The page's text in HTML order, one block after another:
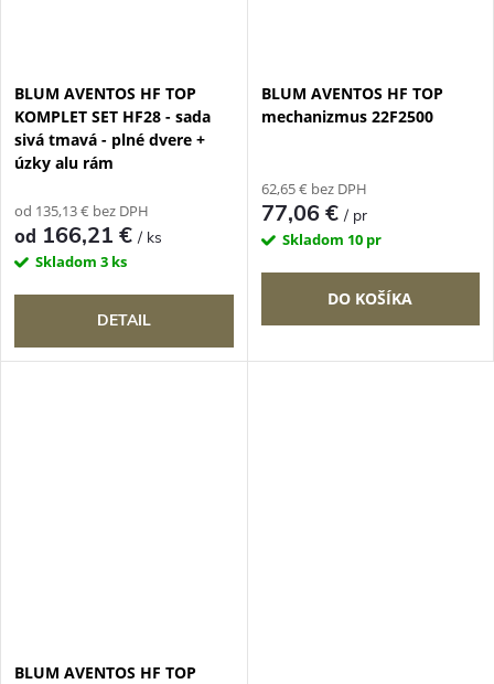
BLUM AVENTOS HF TOP
KOMPLET SET HF28 - sada
sivá tmavá - plné dvere +
úzky alu rám
od 135,13 € bez DPH
od 166,21 €/ ks
Skladom 3 ks
DETAIL
BLUM AVENTOS HF TOP
mechanizmus 22F2500
62,65 € bez DPH
77,06 €/ pr
Skladom 10 pr
DO KOŠÍKA
BLUM AVENTOS HF TOP